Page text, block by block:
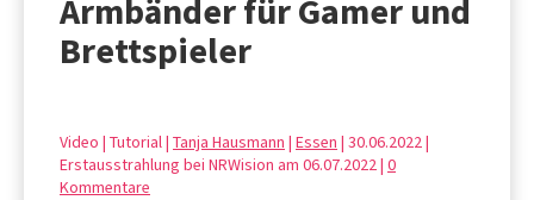
Armbänder für Gamer und
Brettspieler
Video | Tutorial | Tanja Hausmann | Essen | 30.06.2022 |
Erstausstrahlung bei NRWision am 06.07.2022 | 0
Kommentare